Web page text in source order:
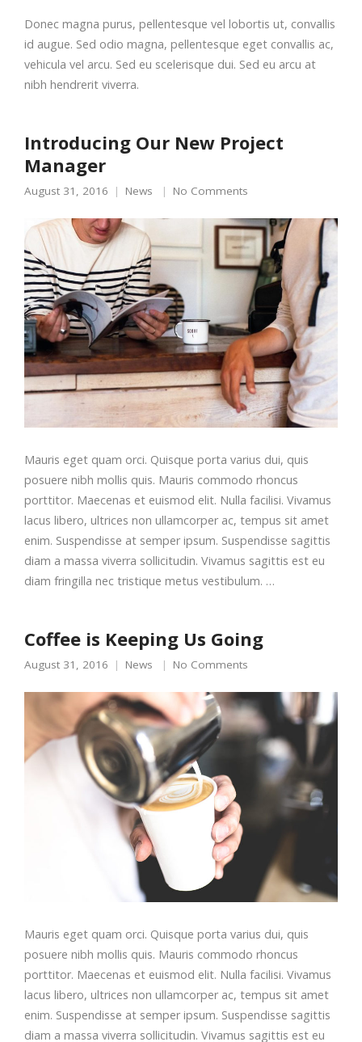
Donec magna purus, pellentesque vel lobortis ut, convallis
id augue. Sed odio magna, pellentesque eget convallis ac,
vehicula vel arcu. Sed eu scelerisque dui. Sed eu arcu at
nibh hendrerit viverra.
Introducing Our New Project
Manager
August 31, 2016 News No Comments
Mauris eget quam orci. Quisque porta varius dui, quis
posuere nibh mollis quis. Mauris commodo rhoncus
porttitor. Maecenas et euismod elit. Nulla facilisi. Vivamus
lacus libero, ultrices non ullamcorper ac, tempus sit amet
enim. Suspendisse at semper ipsum. Suspendisse sagittis
diam a massa viverra sollicitudin. Vivamus sagittis est eu
diam fringilla nec tristique metus vestibulum. …
Coffee is Keeping Us Going
August 31, 2016 News No Comments
Mauris eget quam orci. Quisque porta varius dui, quis
posuere nibh mollis quis. Mauris commodo rhoncus
porttitor. Maecenas et euismod elit. Nulla facilisi. Vivamus
lacus libero, ultrices non ullamcorper ac, tempus sit amet
enim. Suspendisse at semper ipsum. Suspendisse sagittis
diam a massa viverra sollicitudin. Vivamus sagittis est eu